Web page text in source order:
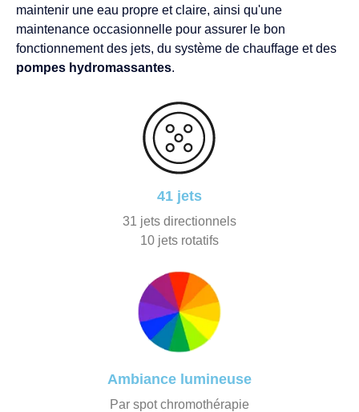
maintenir une eau propre et claire, ainsi qu'une
maintenance occasionnelle pour assurer le bon
fonctionnement des jets, du système de chauffage et des
pompes hydromassantes.
41 jets
31 jets directionnels
10 jets rotatifs
Ambiance lumineuse
Par spot chromothérapie